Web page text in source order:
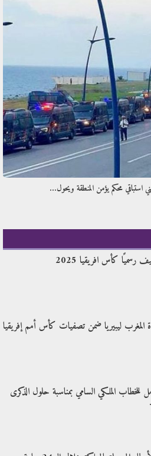
استباقي محكم يؤمن المنطقة ويحول…
رسميًا كأس افريقيا 2025
المغرب ليبيريا ضمن تصفيات كأس أمم إفريقيا
للخطاب الملكي السامي بمناسبة حلول الذكرى